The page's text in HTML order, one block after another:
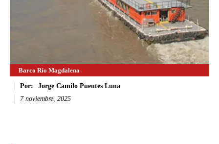
Barco Río Magdalena
Por:
Jorge Camilo Puentes Luna
7 noviembre, 2025